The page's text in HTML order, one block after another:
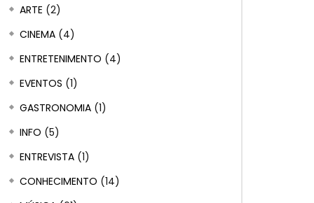
ALGARVIOS
0
14K
ARTE (2)
CINEMA (4)
ENTRETENIMENTO (4)
EVENTOS (1)
GASTRONOMIA (1)
INFO (5)
ENTREVISTA (1)
CONHECIMENTO (14)